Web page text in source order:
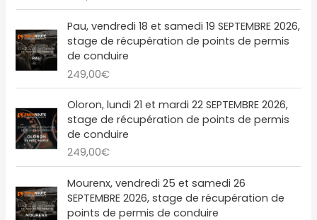
€
.9
,
0
€
.
0
€
a
i
t
9
,
0
€
.
:
2
0
€
i
a
l
é
a
i
t
9
,
e
l
e
:
2
0
€
Pau, vendredi 18 et samedi 19 SEPTEMBRE 2026,
stage de récupération de points de permis
de conduire
249,00€
Oloron, lundi 21 et mardi 22 SEPTEMBRE 2026,
stage de récupération de points de permis
de conduire
249,00€
Mourenx, vendredi 25 et samedi 26
SEPTEMBRE 2026, stage de récupération de
points de permis de conduire
e
p
L
e
p